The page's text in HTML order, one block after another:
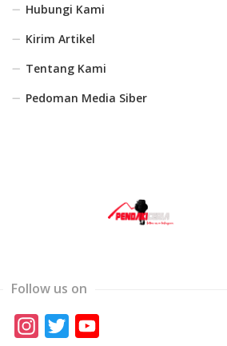
Hubungi Kami
Kirim Artikel
Tentang Kami
Pedoman Media Siber
Follow us on
Instagram
Twitter